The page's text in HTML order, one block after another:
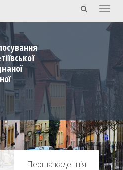
Перша каденція